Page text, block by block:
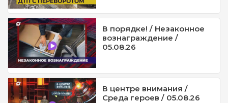
В порядке! / Незаконное
вознаграждение /
05.08.26
В центре внимания /
Среда героев / 05.08.26